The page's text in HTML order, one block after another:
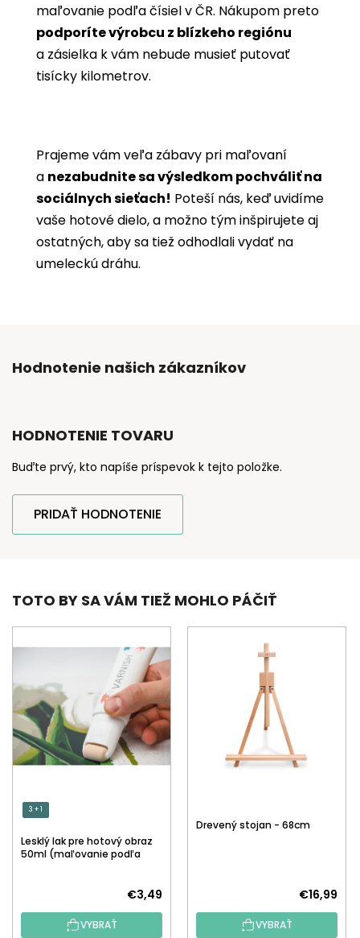
maľovanie podľa čísiel v ČR. Nákupom preto
podporíte výrobcu z blízkeho regiónu
a zásielka k vám nebude musieť putovať
tisícky kilometrov.
Prajeme vám veľa zábavy pri maľovaní
a nezabudnite sa výsledkom pochváliť na
sociálnych sieťach! Poteší nás, keď uvidíme
vaše hotové dielo, a možno tým inšpirujete aj
ostatných, aby sa tiež odhodlali vydať na
umeleckú dráhu.
Hodnotenie našich zákazníkov
HODNOTENIE TOVARU
Buďte prvý, kto napíše príspevok k tejto položke.
PRIDAŤ HODNOTENIE
TOTO BY SA VÁM TIEŽ MOHLO PÁČIŤ
3 + 1
Lesklý lak pre hotový obraz
50ml (maľovanie podľa
€3,49
VYBRAŤ
Drevený stojan - 68cm
€16,99
VYBRAŤ